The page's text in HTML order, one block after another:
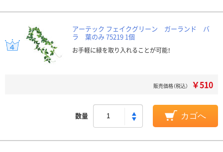
アーテック フェイクグリーン ガーランド バ
ラ 葉のみ 75219 1個
お手軽に緑を取り入れることが可能！
販売価格（税込） ￥510
数量 カゴへ